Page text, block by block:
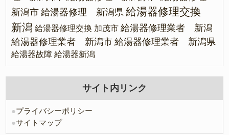
新潟市 給湯器修理 新潟県 給湯器修理交換
新潟 給湯器修理交換 加茂市 給湯器修理業者 新潟
給湯器修理業者 新潟市 給湯器修理業者 新潟県
給湯器故障 給湯器新潟
サイト内リンク
●プライバシーポリシー
●サイトマップ